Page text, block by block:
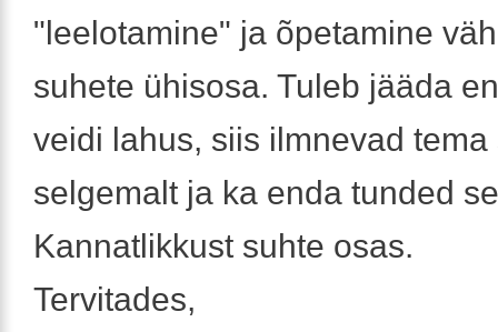
"leelotamine" ja õpetamine
suhete ühisosa. Tuleb jääda
veidi lahus, siis ilmnevad tema
selgemalt ja ka enda tunded
Kannatlikkust suhte osas.
Tervitades,